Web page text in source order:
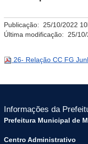
Publicação: 25/10/2022
Última modificação: 25/
26- Relação CC FG
Informações da
Prefeitura Municipal de
Centro Administrativo